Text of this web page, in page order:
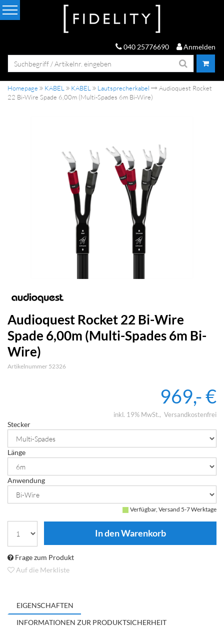
040 25776690 Anmelden
Homepage KABEL KABEL Lautsprecherkabel
Audioquest Rocket
22 Bi-Wire Spade 6,00m (Multi-Spades 6m Bi-Wire)
Audioquest Rocket 22 Bi-Wire
Spade 6,00m (Multi-Spades 6m Bi-
Wire)
Artikelnummer 52326
969,- €
inkl. 19% MwSt. Versandkostenfrei
Stecker
Länge
Anwendung
Verfügbar, Versand 5-7 Werktage
Frage zum Produkt
Auf die Merkliste
EIGENSCHAFTEN
INFORMATIONEN ZUR PRODUKTSICHERHEIT